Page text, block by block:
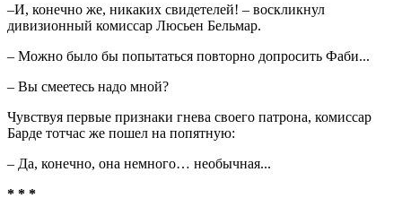
–И, конечно же, никаких свидетелей! – воскликнул
дивизионный комиссар Люсьен Бельмар.
– Можно было бы попытаться повторно допросить Фаби...
– Вы смеетесь надо мной?
Чувствуя первые признаки гнева своего патрона, комиссар
Барде тотчас же пошел на попятную:
– Да, конечно, она немного… необычная...
* * *